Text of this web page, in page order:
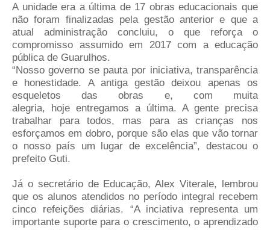
A unidade era a última de 17 obras educacionais que
não foram finalizadas pela gestão anterior e que a
atual administração concluiu, o que reforça o
compromisso assumido em 2017 com a educação
pública de Guarulhos.
“Nosso governo se pauta por iniciativa, transparência
e honestidade. A antiga gestão deixou apenas os
esqueletos das obras e, com muita
alegria, hoje entregamos a última. A gente precisa
trabalhar para todos, mas para as crianças nos
esforçamos em dobro, porque são elas que vão tornar
o nosso país um lugar de excelência”, destacou o
prefeito Guti.
Já o secretário de Educação, Alex Viterale, lembrou
que os alunos atendidos no período integral recebem
cinco refeições diárias. “A inciativa representa um
importante suporte para o crescimento, o aprendizado